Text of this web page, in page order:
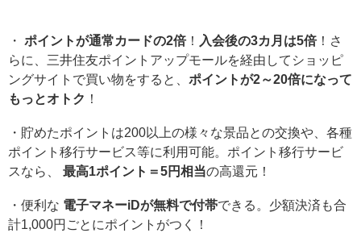
・ ポイントが通常カードの2倍！ 入会後の3カ月は5倍！さ
らに、三井住友ポイントアップモールを経由してショッピ
ングサイトで買い物をすると、 ポイントが2～20倍になって
もっとオトク ！
・貯めたポイントは200以上の様々な景品との交換や、各種
ポイント移行サービス等に利用可能。ポイント移行サービ
スなら、 最高1ポイント＝5円相当の高還元！
・便利な 電子マネーiDが無料で付帯できる。少額決済も合
計1,000円ごとにポイントがつく！